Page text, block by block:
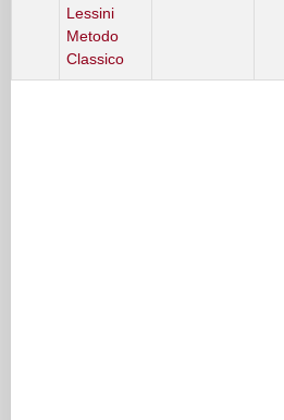
Lessini
Metodo
Classico